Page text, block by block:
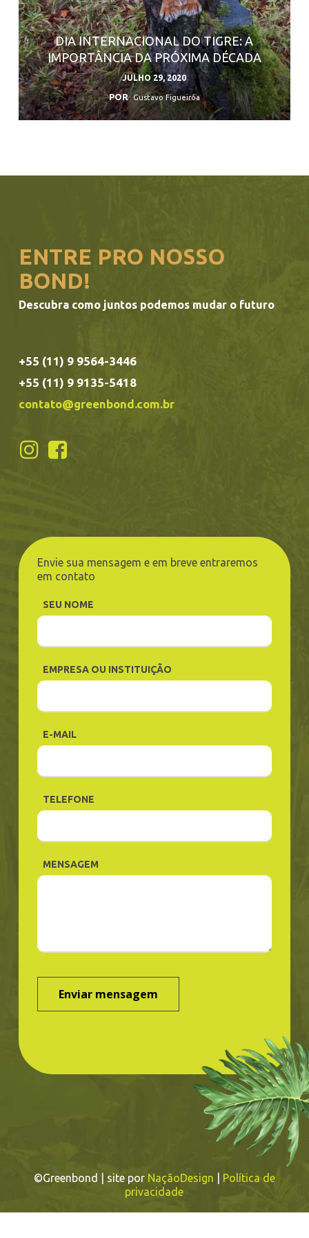
DIA INTERNACIONAL DO TIGRE: A
IMPORTÂNCIA DA PRÓXIMA DÉCADA
JULHO 29, 2020
POR Gustavo Figueirôa
ENTRE PRO NOSSO
BOND!
Descubra como juntos podemos mudar o futuro
+55 (11) 9 9564-3446
+55 (11) 9 9135-5418
contato@greenbond.com.br
Envie sua mensagem e em breve entraremos
em contato
SEU NOME
EMPRESA OU INSTITUIÇÃO
E-MAIL
TELEFONE
MENSAGEM
©Greenbond | site por NaçãoDesign
Política de
privacidade